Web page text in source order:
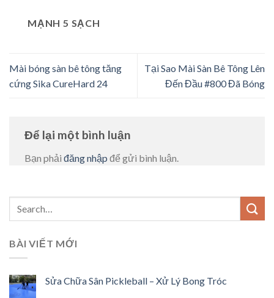
MẠNH 5 SẠCH
Mài bóng sàn bê tông tăng
cứng Sika CureHard 24
Tại Sao Mài Sàn Bê Tông Lên
Đến Đầu #800 Đã Bóng
Để lại một bình luận
Bạn phải đăng nhập để gửi bình luận.
BÀI VIẾT MỚI
Sửa Chữa Sân Pickleball – Xử Lý Bong Tróc